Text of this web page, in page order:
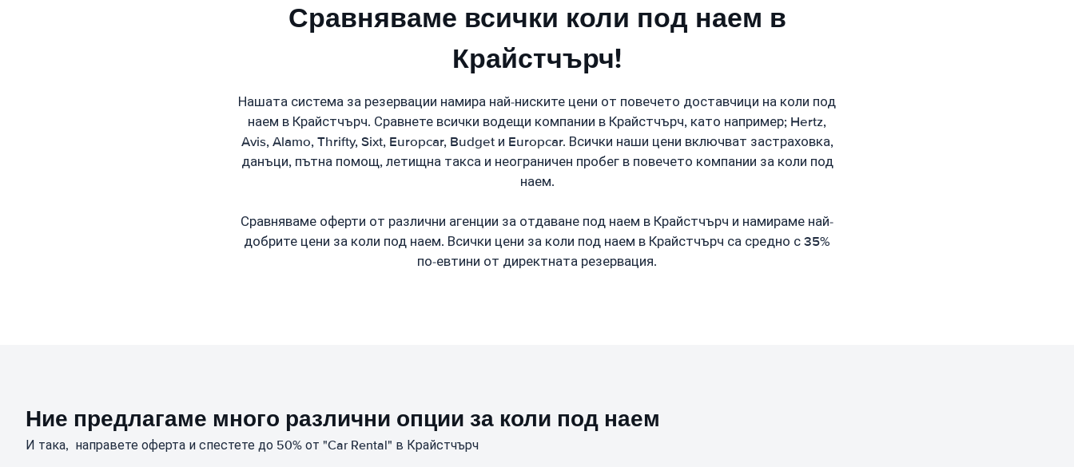
Сравняваме всички коли под наем в
Крайстчърч!
Нашата система за резервации намира най-ниските цени от повечето доставчици на коли под
наем в Крайстчърч. Сравнете всички водещи компании в Крайстчърч, като например; Hertz,
Avis, Alamo, Thrifty, Sixt, Europcar, Budget и Europcar. Всички наши цени включват застраховка,
данъци, пътна помощ, летищна такса и неограничен пробег в повечето компании за коли под
наем.
Сравняваме оферти от различни агенции за отдаване под наем в Крайстчърч и намираме най-
добрите цени за коли под наем. Всички цени за коли под наем в Крайстчърч са средно с 35%
по-евтини от директната резервация.
Ние предлагаме много различни опции за коли под наем
И така, направете оферта и спестете до 50% от "Car Rental" в Крайстчърч